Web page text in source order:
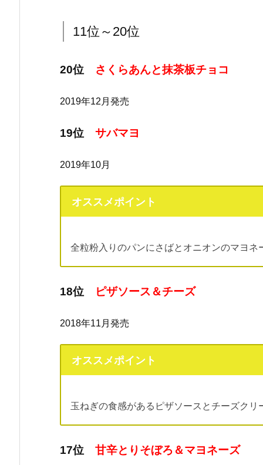
11位～20位
20位 さくらあんと抹茶板チョコ
2019年12月発売
19位 サバマヨ
2019年10月
オススメポイント
全粒粉入りのパンにさばとオニオンのマヨ
18位 ピザソース＆チーズ
2018年11月発売
オススメポイント
玉ねぎの食感があるピザソースとチーズクリ
17位 甘辛とりそぼろ＆マヨネーズ